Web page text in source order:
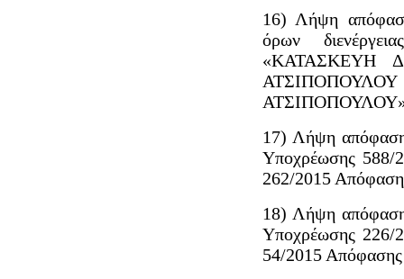
16) Λήψη
όρων
«ΚΑΤΑΣΚΕΥΗ
ΑΤΣΙΠΟΠΟΥΛΟΥ»
17) Λήψη
Υποχρέωσης 588/
262/2015
18) Λήψη
Υποχρέωσης 226/
54/2015 Απόφασης